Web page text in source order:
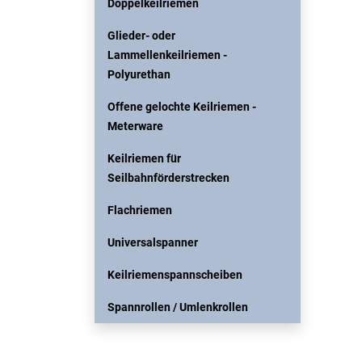
Doppelkeilriemen
Glieder- oder
Lammellenkeilriemen -
Polyurethan
Offene gelochte Keilriemen -
Meterware
Keilriemen für
Seilbahnförderstrecken
Flachriemen
Universalspanner
Keilriemenspannscheiben
Spannrollen / Umlenkrollen